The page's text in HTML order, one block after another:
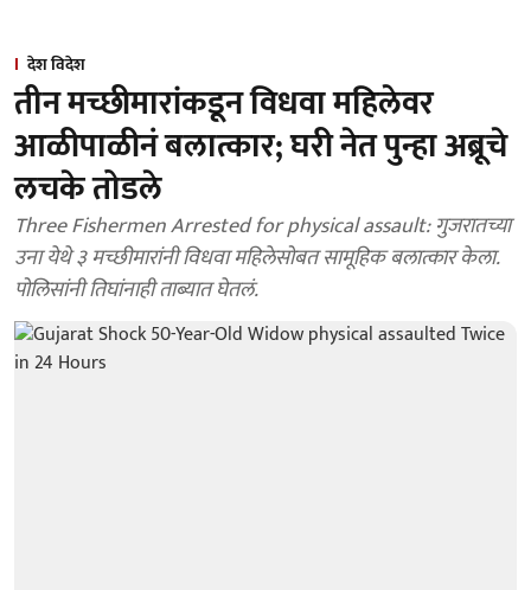
देश विदेश
तीन मच्छीमारांकडून विधवा महिलेवर
आळीपाळीनं बलात्कार; घरी नेत पुन्हा अब्रूचे
लचके तोडले
Three Fishermen Arrested for physical assault: गुजरातच्या
उना येथे ३ मच्छीमारांनी विधवा महिलेसोबत सामूहिक बलात्कार केला.
पोलिसांनी तिघांनाही ताब्यात घेतलं.